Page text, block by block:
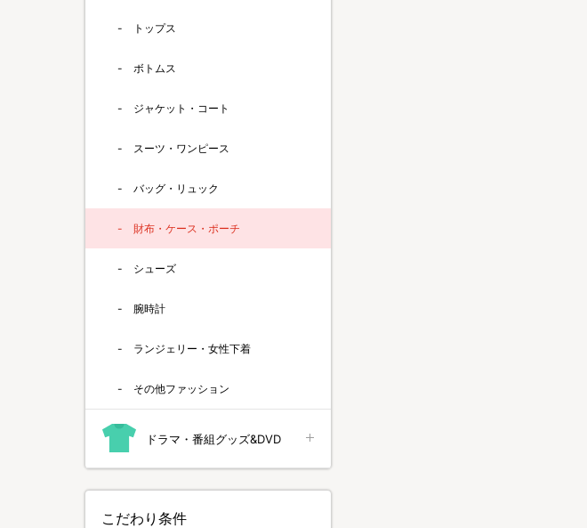
トップス
ボトムス
ジャケット・コート
スーツ・ワンピース
バッグ・リュック
財布・ケース・ポーチ
シューズ
腕時計
ランジェリー・女性下着
その他ファッション
ドラマ・番組グッズ&DVD
こだわり条件